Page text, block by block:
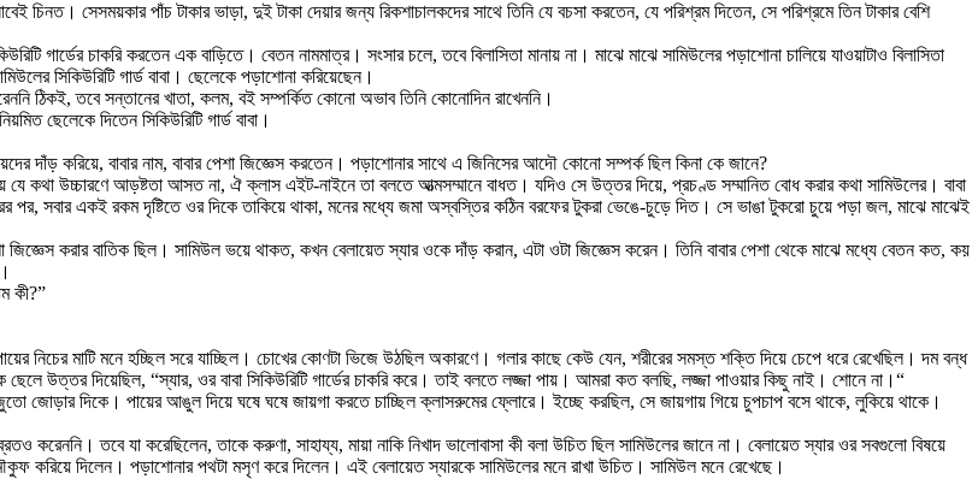
চিনত। সেসময়কার পাঁচ টাকার ভাড়া, দুই টাকা দেয়ার জন্য রিকশাচালকদের সাথে তিনি যে বচসা করতেন, যে পরিশ্রম দিতেন, সে পরিশ্রমে তিন টাকার বেশি
গার্ডের চাকরি করতেন এক বাড়িতে। বেতন নামমাত্র। সংসার চলে, তবে বিলাসিতা মানায় না। মাঝে মাঝে সামিউলের পড়াশোনা চালিয়ে যাওয়াটাও বিলাসিতা
সিকিউরিটি গার্ড বাবা। ছেলেকে পড়াশোনা করিয়েছেন।
ঠিকই, তবে সন্তানের খাতা, কলম, বই সম্পর্কিত কোনো অভাব তিনি কোনোদিন রাখেননি।
ছেলেকে দিতেন সিকিউরিটি গার্ড বাবা।
করিয়ে, বাবার নাম, বাবার পেশা জিজ্ঞেস করতেন। পড়াশোনার সাথে এ জিনিসের আদৌ কোনো সম্পর্ক ছিল কিনা কে জানে?
কথা উচ্চারণে আড়ষ্টতা আসত না, ঐ ক্লাস এইট-নাইনে তা বলতে আত্মসম্মানে বাধত। যদিও সে উত্তর দিয়ে, প্রচণ্ড সম্মানিত বোধ করার কথা সামিউলের। বাবা
সবার একই রকম দৃষ্টিতে ওর দিকে তাকিয়ে থাকা, মনের মধ্যে জমা অস্বস্তির কঠিন বরফের টুকরা ভেঙে-চুড়ে দিত। সে ভাঙা টুকরো চুয়ে পড়া জল, মাঝে মাঝেই
জিজ্ঞেস করার বাতিক ছিল। সামিউল ভয়ে থাকত, কখন বেলায়েত স্যার ওকে দাঁড় করান, এটা ওটা জিজ্ঞেস করেন। তিনি বাবার পেশা থেকে মাঝে মধ্যে বেতন কত, কয়
কী?”
নিচের মাটি মনে হচ্ছিল সরে যাচ্ছিল। চোখের কোণটা ভিজে উঠছিল অকারণে। গলার কাছে কেউ যেন, শরীরের সমস্ত শক্তি দিয়ে চেপে ধরে রেখেছিল। দম বন্ধ
উত্তর দিয়েছিল, “স্যার, ওর বাবা সিকিউরিটি গার্ডের চাকরি করে। তাই বলতে লজ্জা পায়। আমরা কত বলছি, লজ্জা পাওয়ার কিছু নাই। শোনে না।“
জোড়ার দিকে। পায়ের আঙুল দিয়ে ঘষে ঘষে জায়গা করতে চাচ্ছিল ক্লাসরুমের ফ্লোরে। ইচ্ছে করছিল, সে জায়গায় গিয়ে চুপচাপ বসে থাকে, লুকিয়ে থাকে।
তবে যা করেছিলেন, তাকে করুণা, সাহায্য, মায়া নাকি নিখাদ ভালোবাসা কী বলা উচিত ছিল সামিউলের জানে না। বেলায়েত স্যার ওর সবগুলো বিষয়ে
করিয়ে দিলেন। পড়াশোনার পথটা মসৃণ করে দিলেন। এই বেলায়েত স্যারকে সামিউলের মনে রাখা উচিত। সামিউল মনে রেখেছে।